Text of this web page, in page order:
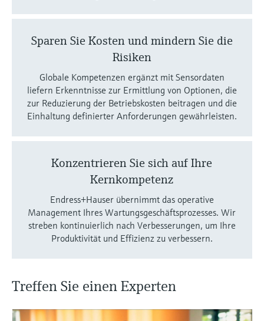
Sparen Sie Kosten und mindern Sie die
Risiken
Globale Kompetenzen ergänzt mit Sensordaten
liefern Erkenntnisse zur Ermittlung von Optionen, die
zur Reduzierung der Betriebskosten beitragen und die
Einhaltung definierter Anforderungen gewährleisten.
Konzentrieren Sie sich auf Ihre
Kernkompetenz
Endress+Hauser übernimmt das operative
Management Ihres Wartungsgeschäftsprozesses. Wir
streben kontinuierlich nach Verbesserungen, um Ihre
Produktivität und Effizienz zu verbessern.
Treffen Sie einen Experten